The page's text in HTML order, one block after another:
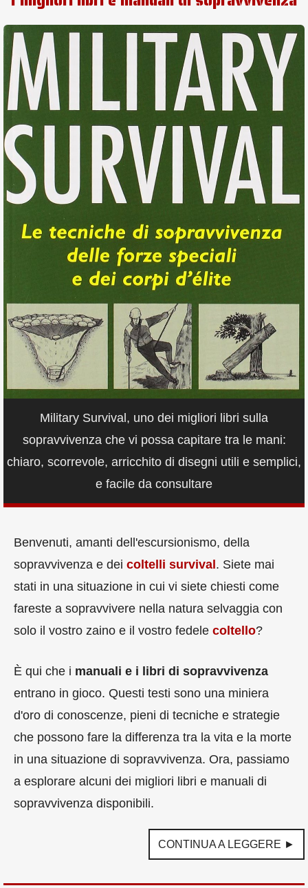
Military Survival, uno dei migliori libri sulla
sopravvivenza che vi possa capitare tra le mani:
chiaro, scorrevole, arricchito di disegni utili e semplici,
e facile da consultare
Benvenuti, amanti dell'escursionismo, della
sopravvivenza e dei coltelli survival . Siete mai
stati in una situazione in cui vi siete chiesti come
fareste a sopravvivere nella natura selvaggia con
solo il vostro zaino e il vostro fedele coltello?
È qui che i manuali e i libri di sopravvivenza
entrano in gioco. Questi testi sono una miniera
d'oro di conoscenze, pieni di tecniche e strategie
che possono fare la differenza tra la vita e la morte
in una situazione di sopravvivenza. Ora, passiamo
a esplorare alcuni dei migliori libri e manuali di
sopravvivenza disponibili.
CONTINUA A LEGGERE ►